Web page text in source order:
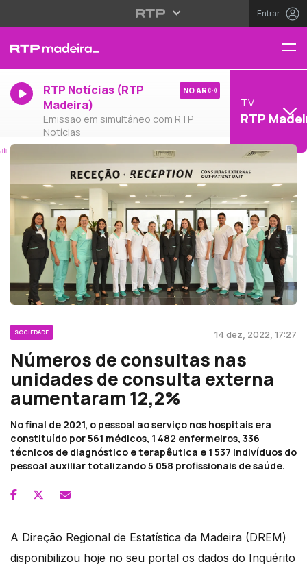
Entrar
RTP Notícias (RTP
Madeira)
Emissão em simultâneo com RTP
Notícias
NO AR
TV
RTP
SOCIEDADE 14 dez, 2022, 17:27
Números de consultas nas
unidades de consulta externa
aumentaram 12,2%
No final de 2021, o pessoal ao serviço nos hospitais era
constituído por 561 médicos, 1 482 enfermeiros, 336
técnicos de diagnóstico e terapêutica e 1 537 indivíduos do
pessoal auxiliar totalizando 5 058 profissionais de saúde.
A Direção Regional de Estatística da Madeira (DREM)
disponibilizou hoje no seu portal os dados do Inquérito